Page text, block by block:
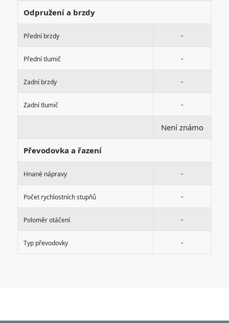
Odpružení a brzdy
Přední brzdy -
Přední tlumič -
Zadní brzdy -
Zadní tlumič -
Není známo
Převodovka a řazení
Hnané nápravy -
Počet rychlostních stupňů -
Poloměr otáčení -
Typ převodovky -